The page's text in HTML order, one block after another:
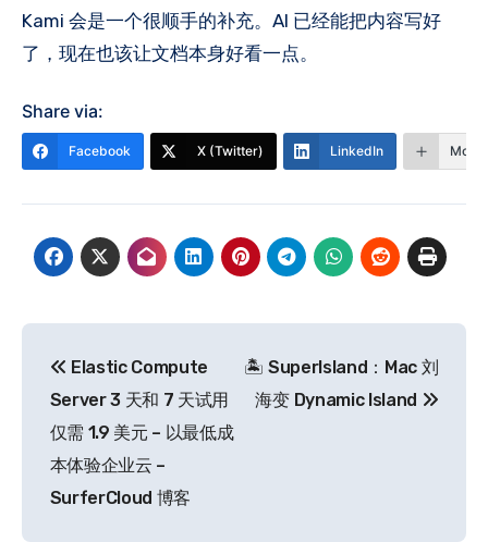
Kami 会是一个很顺手的补充。AI 已经能把内容写好
了，现在也该让文档本身好看一点。
Share via:
Facebook X (Twitter) LinkedIn More
章
导
航
Elastic Compute
Server 3 天和 7 天试用
仅需 1.9 美元 – 以最低成
本体验企业云 –
SurferCloud 博客
🏝️ SuperIsland：Mac 刘
海变 Dynamic Island